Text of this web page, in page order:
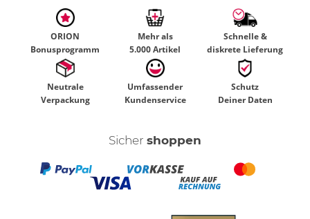
ORION
Bonusprogramm
Mehr als
5.000 Artikel
Schnelle &
diskrete Lieferung
Neutrale
Verpackung
Umfassender
Kundenservice
Schutz
Deiner Daten
Sicher shoppen